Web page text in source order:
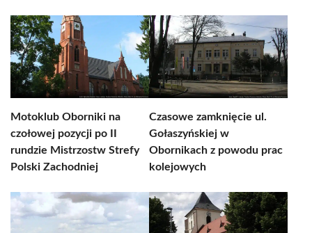
Motoklub Oborniki na
czołowej pozycji po II
rundzie Mistrzostw Strefy
Polski Zachodniej
Czasowe zamknięcie ul.
Gołaszyńskiej w
Obornikach z powodu prac
kolejowych